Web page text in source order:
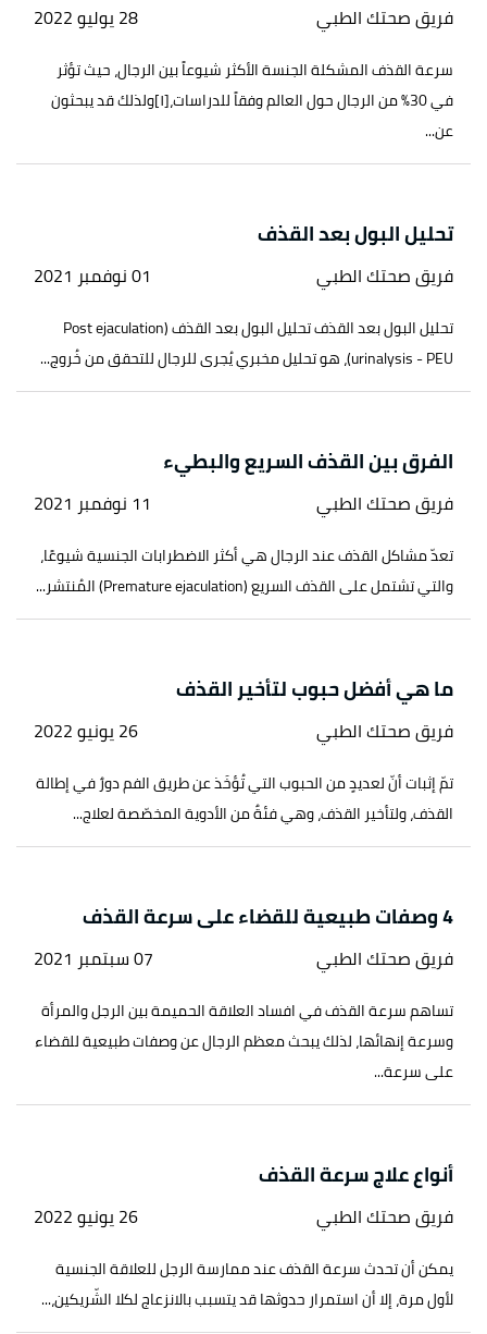
فريق صحتك الطبي 28 يوليو 2022
سرعة القذف المشكلة الجنسة الأكثر شيوعاً بين الرجال، حيث تؤثر
في 30% من الرجال حول العالم وفقاً للدراسات،[١]ولذلك قد يبحثون
عن...
تحليل البول بعد القذف
فريق صحتك الطبي 01 نوفمبر 2021
تحليل البول بعد القذف تحليل البول بعد القذف (Post ejaculation
urinalysis - PEU)، هو تحليل مخبري يُجرى للرجال للتحقق من خُروج...
الفرق بين القذف السريع والبطيء
فريق صحتك الطبي 11 نوفمبر 2021
تعدّ مشاكل القذف عند الرجال هي أكثر الاضطرابات الجنسية شيوعًا،
والتي تشتمل على القذف السريع (Premature ejaculation) المُنتشر...
ما هي أفضل حبوب لتأخير القذف
فريق صحتك الطبي 26 يونيو 2022
تمّ إثبات أنّ لعديدٍ من الحبوب التي تُؤخَذ عن طريق الفم دورٌ في إطالة
القذف، ولتأخير القذف، وهي فئةٌ من الأدوية المخصّصة لعلاج...
4 وصفات طبيعية للقضاء على سرعة القذف
فريق صحتك الطبي 07 سبتمبر 2021
تساهم سرعة القذف في افساد العلاقة الحميمة بين الرجل والمرأة
وسرعة إنهائها، لذلك يبحث معظم الرجال عن وصفات طبيعية للقضاء
على سرعة...
أنواع علاج سرعة القذف
فريق صحتك الطبي 26 يونيو 2022
يمكن أن تحدث سرعة القذف عند ممارسة الرجل للعلاقة الجنسية
لأول مرة، إلا أن استمرار حدوثها قد يتسبب بالانزعاج لكلا الشّريكين،...